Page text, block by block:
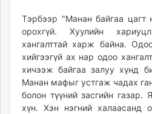
tumen.mn
shuum.mn
times.mn
tvmongolia.mn
mass.mn
unegui.mn
assa.mn
Тэрбээр "Манан байгаа цагт
орохгүй. Хуулийн
хангалттай харж байна.
хийгээгүй ах нар одоо
хичээж байгаа залуу хүнд
Манан мафыг устгаж чадах
болон түүний засгийн газар.
хүн. Хэн нэгний халаасанд